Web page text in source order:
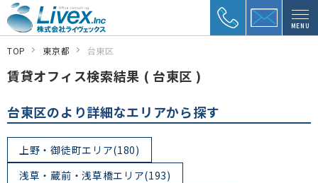
MENU
TOP 東京都 台東区
賃貸オフィス検索結果 ( 台東区 )
台東区のより詳細なエリアから探す
上野・御徒町エリア(180)
浅草・蔵前・浅草橋エリア(193)